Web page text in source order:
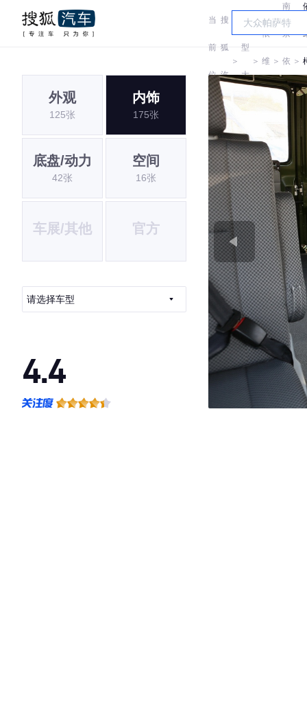
当
前
位
置:
搜
狐
汽
车
＞
车
型
大
全
＞
依
维
柯
＞
南
京
依
维
＞
外观
125张
内饰
175张
底盘/动力
42张
空间
16张
车展/其他 官方
请选择车型
4.4